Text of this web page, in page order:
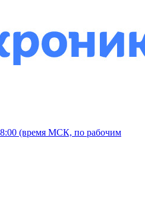
(время МСК, по рабочим